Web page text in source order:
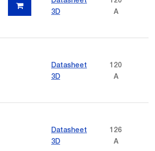
3D
A
Datasheet
3D
120
A
Datasheet
3D
126
A